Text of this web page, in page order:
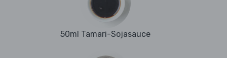
50ml Tamari-Sojasauce